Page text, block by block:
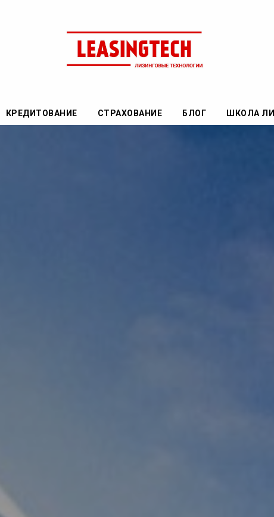
КРЕДИТОВАНИЕ СТРАХОВАНИЕ БЛОГ ШКОЛА